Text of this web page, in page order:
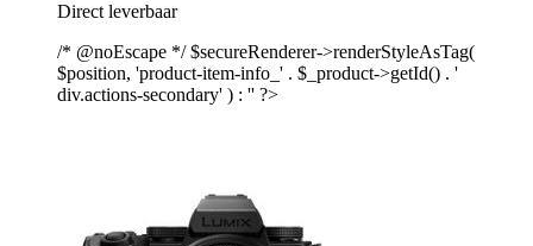
Direct leverbaar
/* @noEscape */ $secureRenderer->renderStyleAsTag(
$position, 'product-item-info_' . $_product->getId() . '
div.actions-secondary' ) : '' ?>